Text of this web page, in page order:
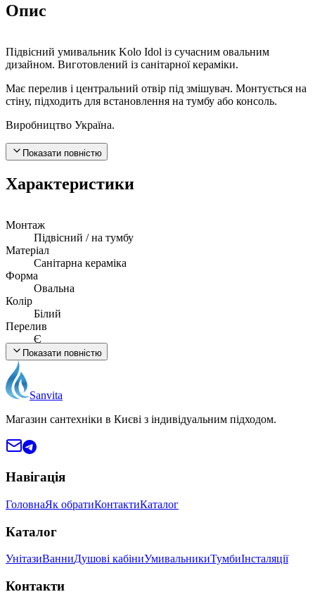
Опис
Підвісний умивальник Kolo Idol із сучасним овальним
дизайном. Виготовлений із санітарної кераміки.
Має перелив і центральний отвір під змішувач. Монтується на
стіну, підходить для встановлення на тумбу або консоль.
Виробництво Україна.
Показати повністю
Характеристики
Монтаж
Підвісний / на тумбу
Матеріал
Санітарна кераміка
Форма
Овальна
Колір
Білий
Перелив
Є
Отвір під змішувач
1, по центру
Країна виробництва
Україна
Показати повністю
Sanvita
Магазин сантехніки в Києві з індивідуальним підходом.
Навігація
ГоловнаЯк обратиКонтактиКаталог
Каталог
УнітазиВанниДушові кабіниУмивальникиТумбиІнсталяції
Контакти